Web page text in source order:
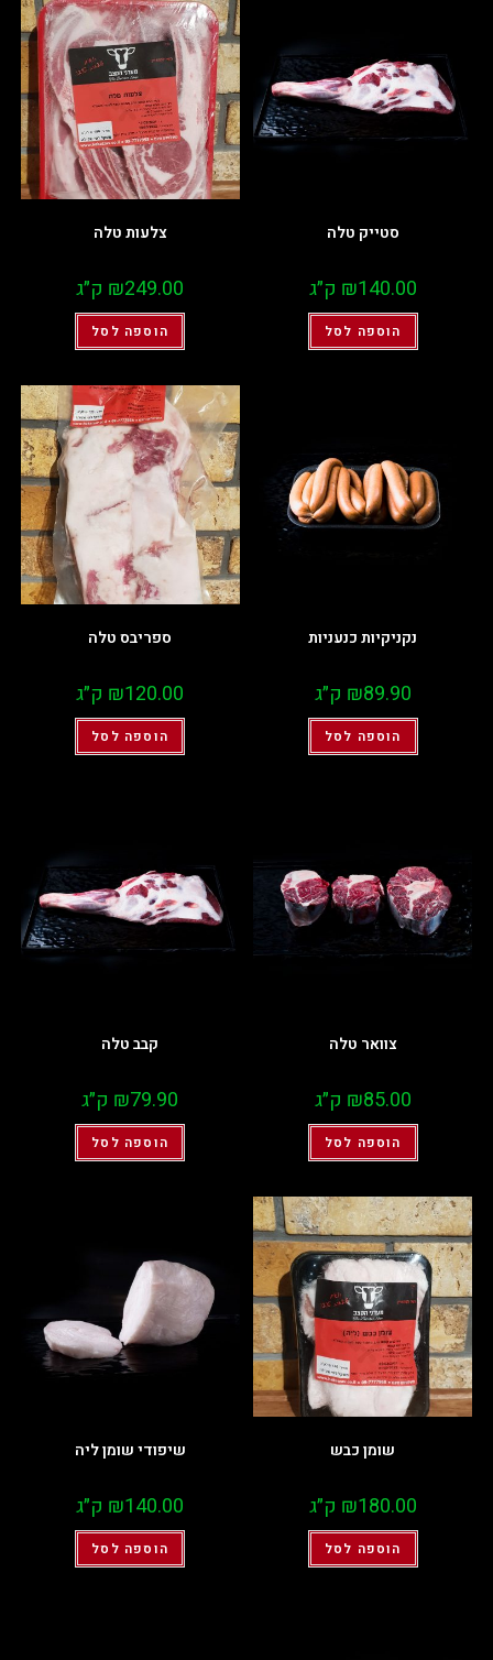
סטייק טלה
₪140.00 ק״ג
הוספה לסל
צלעות טלה
₪249.00 ק״ג
הוספה לסל
נקניקיות כנעניות
₪89.90 ק״ג
הוספה לסל
ספריבס טלה
₪120.00 ק״ג
הוספה לסל
צוואר טלה
₪85.00 ק״ג
הוספה לסל
קבב טלה
₪79.90 ק״ג
הוספה לסל
שומן כבש
₪180.00 ק״ג
הוספה לסל
שיפודי שומן ליה
₪140.00 ק״ג
הוספה לסל